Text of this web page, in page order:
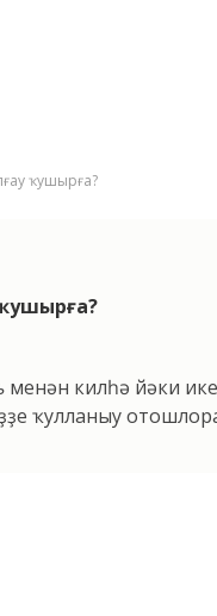
ҡушырға?
менән килһә йәки
ҡулланыу